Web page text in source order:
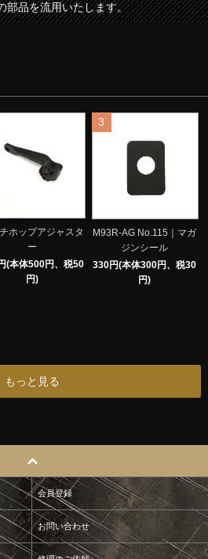
部品を流用いたします。
ホップアジャスタ
ー
(本体500円、税50
円)
3
M93R-AG No.115｜マガ
ジンシール
330円(本体300円、税30
円)
もっと見る
会員登録
お問い合わせ